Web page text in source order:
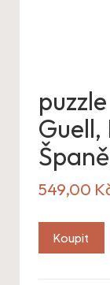
549,00
Koupit